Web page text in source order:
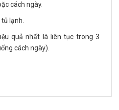
cách ngày.
lạnh.
quả nhất là liên tục trong 3
cách ngày).